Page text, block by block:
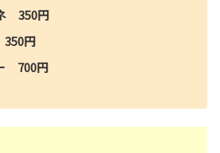
350円
円
700円